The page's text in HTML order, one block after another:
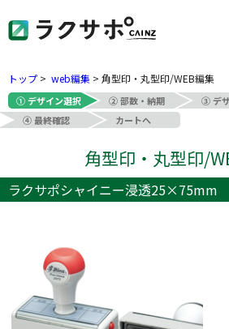
トップ > web編集 > 角型印・丸型印/WEB編集
① デザイン選択 ② 部数・納期
③ デ
④ 最終確認
カートへ
角型印・丸型印/
ラクサポシャイニー浸透25×75mm